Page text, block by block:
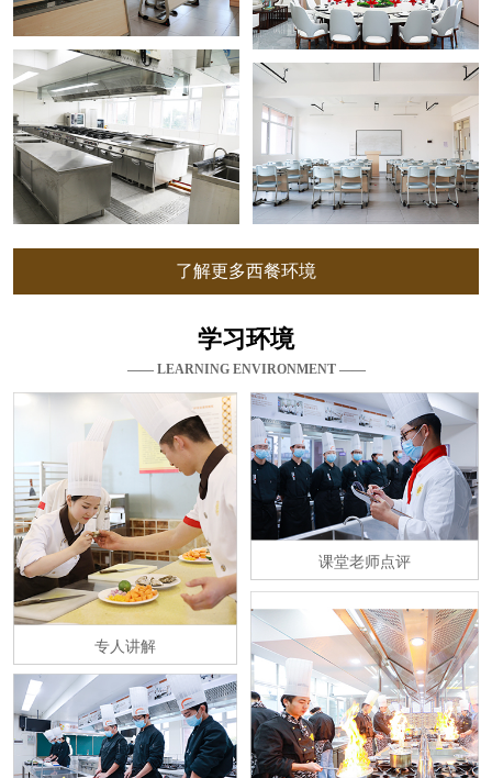
了解更多西餐环境
学习环境
—— LEARNING ENVIRONMENT ——
专人讲解
课堂老师点评